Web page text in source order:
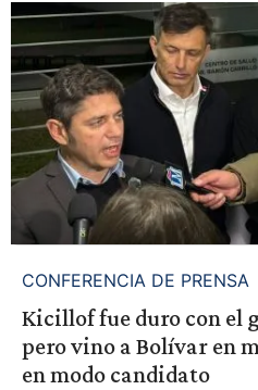
CONFERENCIA DE PRENSA
Kicillof fue duro con el
pero vino a Bolívar en
en modo candidato